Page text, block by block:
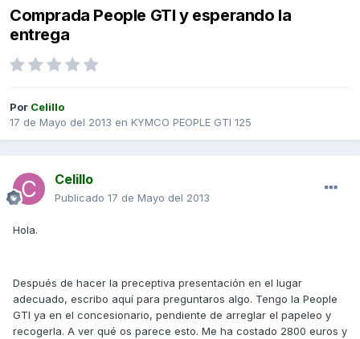
Comprada People GTI y esperando la
entrega
Por Celillo
17 de Mayo del 2013 en KYMCO PEOPLE GTI 125
Celillo
Publicado 17 de Mayo del 2013
Hola.
Después de hacer la preceptiva presentación en el lugar
adecuado, escribo aquí para preguntaros algo. Tengo la People
GTI ya en el concesionario, pendiente de arreglar el papeleo y
recogerla. A ver qué os parece esto. Me ha costado 2800 euros y